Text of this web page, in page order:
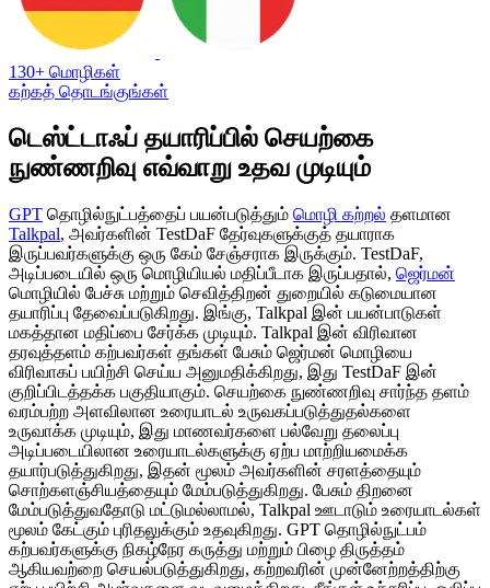
130+ மொழிகள்
கற்கத் தொடங்குங்கள்
டெஸ்ட்டாஃப் தயாரிப்பில் செயற்கை
நுண்ணறிவு எவ்வாறு உதவ முடியும்
GPT தொழில்நுட்பத்தைப் பயன்படுத்தும் மொழி கற்றல் தளமான
Talkpal, அவர்களின் TestDaF தேர்வுகளுக்குத் தயாராக
இருப்பவர்களுக்கு ஒரு கேம் சேஞ்சராக இருக்கும். TestDaF,
அடிப்படையில் ஒரு மொழியியல் மதிப்பீடாக இருப்பதால், ஜெர்மன்
மொழியில் பேச்சு மற்றும் செவித்திறன் துறையில் கடுமையான
தயாரிப்பு தேவைப்படுகிறது. இங்கு, Talkpal இன் பயன்பாடுகள்
மகத்தான மதிப்பை சேர்க்க முடியும். Talkpal இன் விரிவான
தரவுத்தளம் கற்பவர்கள் தங்கள் பேசும் ஜெர்மன் மொழியை
விரிவாகப் பயிற்சி செய்ய அனுமதிக்கிறது, இது TestDaF இன்
குறிப்பிடத்தக்க பகுதியாகும். செயற்கை நுண்ணறிவு சார்ந்த தளம்
வரம்பற்ற அளவிலான உரையாடல் உருவகப்படுத்துதல்களை
உருவாக்க முடியும், இது மாணவர்களை பல்வேறு தலைப்பு
அடிப்படையிலான உரையாடல்களுக்கு ஏற்ப மாற்றியமைக்க
தயார்படுத்துகிறது, இதன் மூலம் அவர்களின் சரளத்தையும்
சொற்களஞ்சியத்தையும் மேம்படுத்துகிறது. பேசும் திறனை
மேம்படுத்துவதோடு மட்டுமல்லாமல், Talkpal ஊடாடும் உரையாடல்கள்
மூலம் கேட்கும் புரிதலுக்கும் உதவுகிறது. GPT தொழில்நுட்பம்
கற்பவர்களுக்கு நிகழ்நேர கருத்து மற்றும் பிழை திருத்தம்
ஆகியவற்றை செயல்படுத்துகிறது, கற்றவரின் முன்னேற்றத்திற்கு